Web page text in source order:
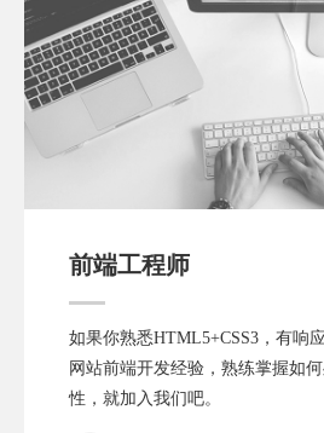
前端工程师
如果你熟悉HTML5+CSS3，有响
网站前端开发经验，熟练掌握如
性，就加入我们吧。